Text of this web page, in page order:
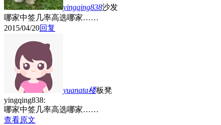
yingqing838沙发
哪家中签几率高选哪家……
2015/04/20回复
yuanata楼板凳
yingqing838:
哪家中签几率高选哪家……
查看原文